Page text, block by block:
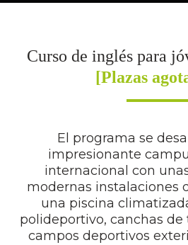
Curso de inglés para
[Plazas
El programa se
impresionante
internacional con
modernas instalaciones
una piscina
polideportivo, canchas de
campos deportivos